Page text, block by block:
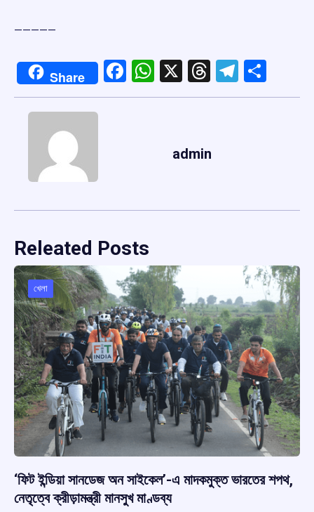
—————
Share Facebook
WhatsApp
X Threads
admin
Releated Posts
খেলা
‘ফিট ইন্ডিয়া সানডেজ অন সাইকেল’-এ মাদকমুক্ত ভারতের শপথ,
নেতৃত্বে ক্রীড়ামন্ত্রী মানসুখ মাণ্ডব্য